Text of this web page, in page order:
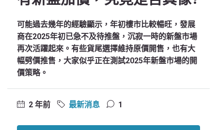
可能過去幾年的經驗顯示，年初樓市比較暢旺，發展
商在2025年初已急不及待推盤，沉寂一時的新盤市場
再次活躍起來。有些貨尾選擇維持原價開售，也有大
幅劈價推售，大家似乎正在測試2025年新盤市場的開
價策略。
2 年前 最新消息 1